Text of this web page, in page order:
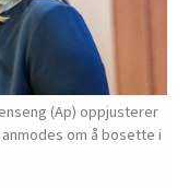
(Ap) oppjusterer
om å bosette i